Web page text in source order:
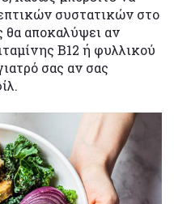
συστατικών στο
θα αποκαλύψει αν
B12 ή φυλλικού
σας αν σας